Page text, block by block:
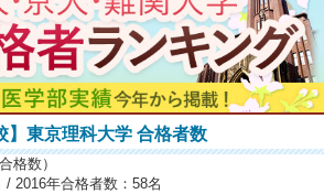
】東京理科大学 合格者数
格数）
2016年合格者数：58名